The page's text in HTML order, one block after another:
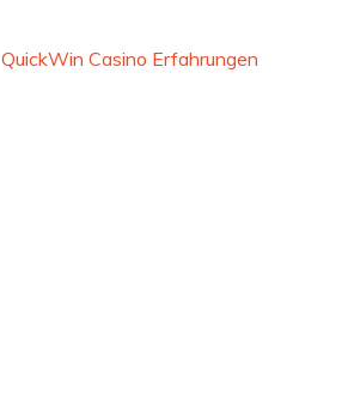
QuickWin Casino Erfahrungen